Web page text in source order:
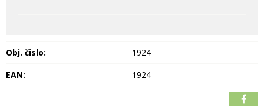
Obj. čislo:
1924
EAN:
1924